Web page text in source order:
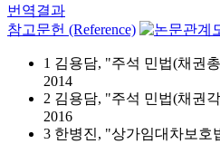
번역결과
참고문헌 (Reference)
1 김용담, "주석 민법(채권
2014
2 김용담, "주석 민법(채권
2016
3 한병진, "상가임대차보호